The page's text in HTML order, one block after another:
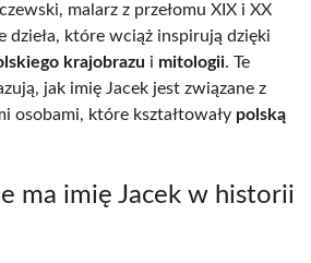
malarz z przełomu XIX i XX
dzieła, które wciąż inspirują dzięki
krajobrazu i mitologii. Te
jak imię Jacek jest związane z
osobami, które kształtowały polską
ma imię Jacek w historii